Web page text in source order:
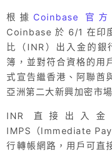
根據 Coinbase 官
Coinbase 於 6/1 在印
比（INR）出入金的
簿，並對符合資格的用
式宣告繼香港、阿聯酋
亞洲第二大新興加密市場
INR 直接出入
IMPS（Immediate
行轉帳網路，用戶可直